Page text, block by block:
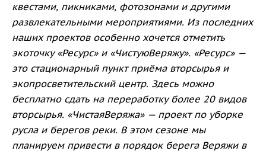
квестами, пикниками, фотозонами и другими
развлекательными мероприятиями. Из последних
наших проектов особенно хочется отметить
экоточку «Ресурс» и «ЧистуюВеряжу». «Ресурс» —
это стационарный пункт приёма вторсырья и
экопросветительский центр. Здесь можно
бесплатно сдать на переработку более 20 видов
вторсырья. «ЧистаяВеряжа» — проект по уборке
русла и берегов реки. В этом сезоне мы
планируем привести в порядок берега Веряжи в